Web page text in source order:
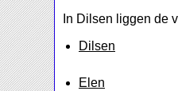
In Dilsen liggen de
Dilsen
Elen